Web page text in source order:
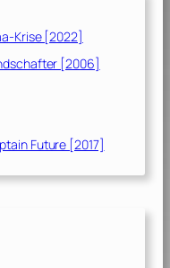
Krise [2022]
[2006]
Future [2017]